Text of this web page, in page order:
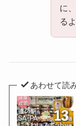
に
る
あわせて読